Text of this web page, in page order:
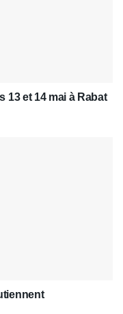
13 et 14 mai à Rabat